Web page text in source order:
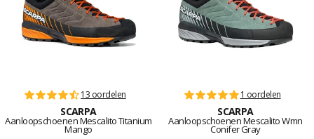
13 oordelen
SCARPA
Aanloopschoenen Mescalito Titanium
Mango
1 oordelen
SCARPA
Aanloopschoenen Mescalito Wmn
Conifer Gray